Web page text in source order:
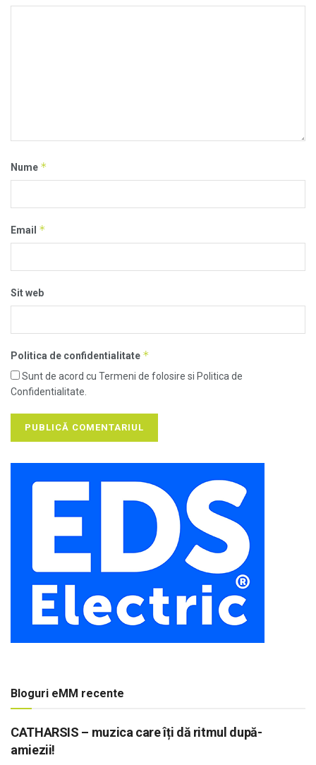
Nume *
Email *
Sit web
Politica de confidentialitate *
Sunt de acord cu Termeni de folosire si Politica de
Confidentialitate.
Bloguri eMM recente
CATHARSIS – muzica care îți dă ritmul după-
amiezii!